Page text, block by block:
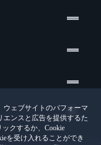
ウェブサイトのパフォーマ
エンスと広告を提供するた
クするか、Cookie
を受け入れることができ